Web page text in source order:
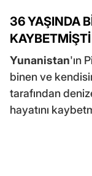
36 YAŞINDA
KAYBETMİŞTİ
Yunanistan'ın
binen ve
tarafından
hayatını